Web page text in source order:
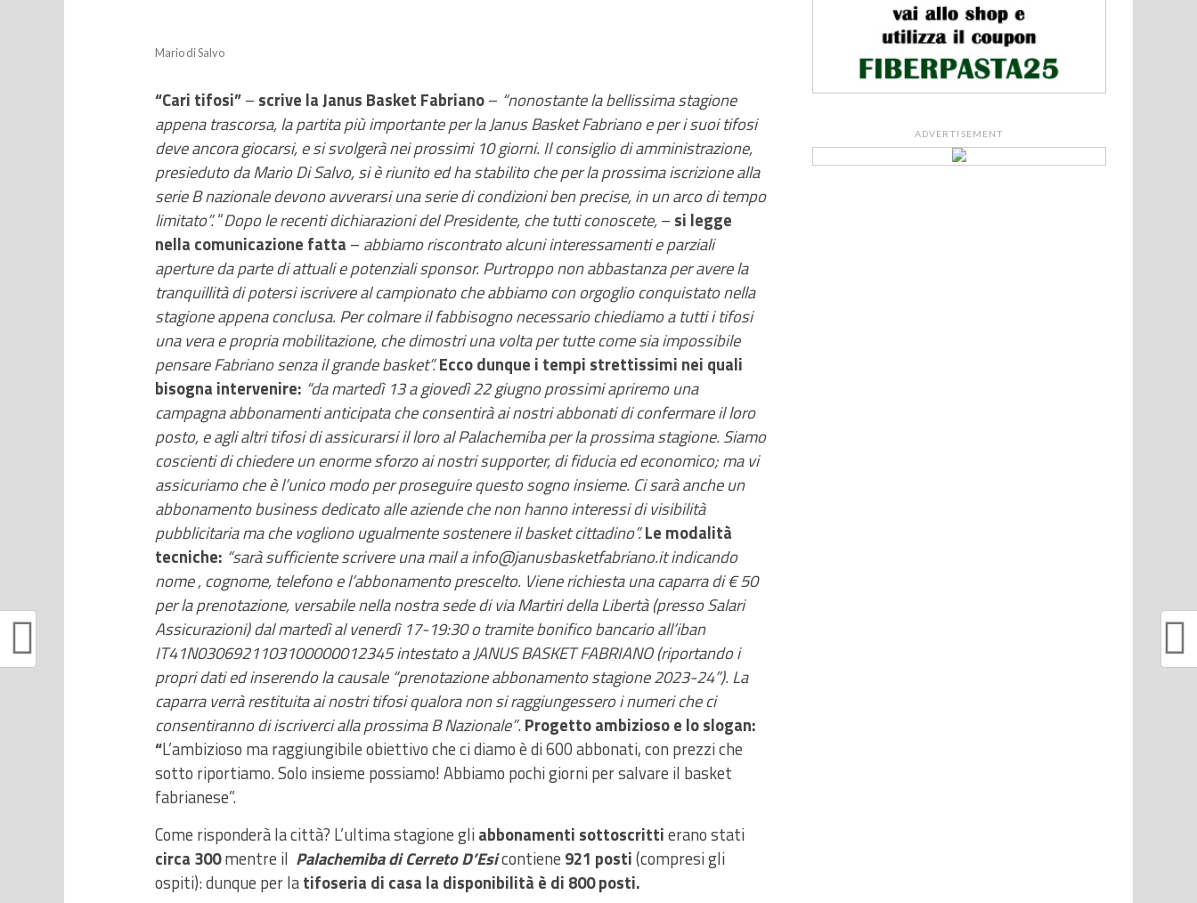
Mario di Salvo
“Cari tifosi”– scrive la Janus Basket Fabriano– “nonostante la bellissima stagione
appena trascorsa, la partita più importante per la Janus Basket Fabriano e per i suoi tifosi
deve ancora giocarsi, e si svolgerà nei prossimi 10 giorni. Il consiglio di amministrazione,
presieduto da Mario Di Salvo, si è riunito ed ha stabilito che per la prossima iscrizione alla
serie B nazionale devono avverarsi una serie di condizioni ben precise, in un arco di tempo
limitato”.“Dopo le recenti dichiarazioni del Presidente, che tutti conoscete,– si legge
nella comunicazione fatta – abbiamo riscontrato alcuni interessamenti e parziali
aperture da parte di attuali e potenziali sponsor. Purtroppo non abbastanza per avere la
tranquillità di potersi iscrivere al campionato che abbiamo con orgoglio conquistato nella
stagione appena conclusa. Per colmare il fabbisogno necessario chiediamo a tutti i tifosi
una vera e propria mobilitazione, che dimostri una volta per tutte come sia impossibile
pensare Fabriano senza il grande basket”.Ecco dunque i tempi strettissimi nei quali
bisogna intervenire: “da martedì 13 a giovedì 22 giugno prossimi apriremo una
campagna abbonamenti anticipata che consentirà ai nostri abbonati di confermare il loro
posto, e agli altri tifosi di assicurarsi il loro al Palachemiba per la prossima stagione. Siamo
coscienti di chiedere un enorme sforzo ai nostri supporter, di fiducia ed economico; ma vi
assicuriamo che è l’unico modo per proseguire questo sogno insieme. Ci sarà anche un
abbonamento business dedicato alle aziende che non hanno interessi di visibilità
pubblicitaria ma che vogliono ugualmente sostenere il basket cittadino”.Le modalità
tecniche: “sarà sufficiente scrivere una mail a info@janusbasketfabriano.it indicando
nome , cognome, telefono e l’abbonamento prescelto. Viene richiesta una caparra di € 50
per la prenotazione, versabile nella nostra sede di via Martiri della Libertà (presso Salari
Assicurazioni) dal martedì al venerdì 17-19:30 o tramite bonifico bancario all’iban
IT41N0306921103100000012345 intestato a JANUS BASKET FABRIANO (riportando i
propri dati ed inserendo la causale “prenotazione abbonamento stagione 2023-24”). La
caparra verrà restituita ai nostri tifosi qualora non si raggiungessero i numeri che ci
consentiranno di iscriverci alla prossima B Nazionale”.Progetto ambizioso e lo slogan:
“L’ambizioso ma raggiungibile obiettivo che ci diamo è di 600 abbonati, con prezzi che
sotto riportiamo. Solo insieme possiamo! Abbiamo pochi giorni per salvare il basket
fabrianese”.
Come risponderà la città? L’ultima stagione gliabbonamenti sottoscrittierano stati
circa 300mentre il Palachemiba di Cerreto D’Esicontiene 921 posti(compresi gli
ospiti): dunque per latifoseria di casa la disponibilità è di 800 posti.
ADVERTISEMENT